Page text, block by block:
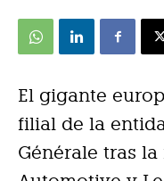
El gigante
filial de la
Générale tras